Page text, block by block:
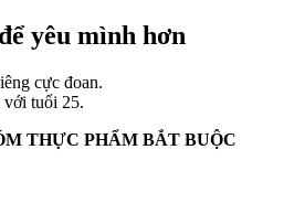
yêu mình hơn
cực đoan.
với tuổi 25.
THỰC PHẨM BẮT BUỘC